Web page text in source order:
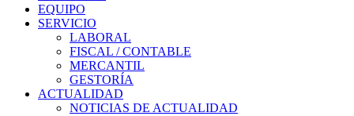
EQUIPO
SERVICIO
LABORAL
FISCAL / CONTABLE
MERCANTIL
GESTORÍA
ACTUALIDAD
NOTICIAS DE ACTUALIDAD